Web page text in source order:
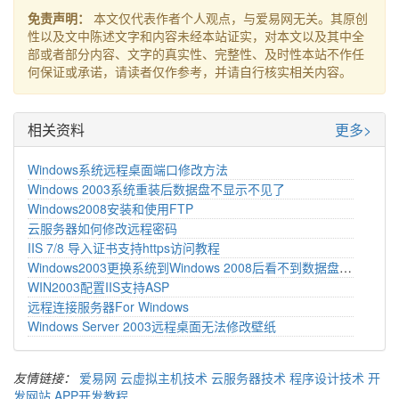
免责声明：
本文仅代表作者个人观点，与爱易网无关。其原创
性以及文中陈述文字和内容未经本站证实，对本文以及其中全
部或者部分内容、文字的真实性、完整性、及时性本站不作任
何保证或承诺，请读者仅作参考，并请自行核实相关内容。
相关资料 更多>
Windows系统远程桌面端口修改方法
Windows 2003系统重装后数据盘不显示不见了
Windows2008安装和使用FTP
云服务器如何修改远程密码
IIS 7/8 导入证书支持https访问教程
Windows2003更换系统到Windows 2008后看不到数据盘看不到了
WIN2003配置IIS支持ASP
远程连接服务器For Windows
Windows Server 2003远程桌面无法修改壁纸
友情链接： 爱易网 云虚拟主机技术 云服务器技术 程序设计技术 开
发网站 APP开发教程